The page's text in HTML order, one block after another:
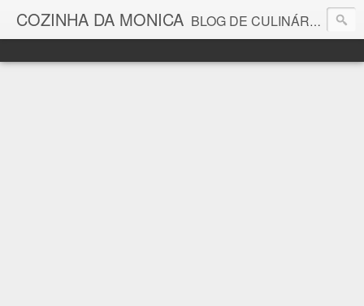
COZINHA DA MONICA BLOG DE CULINÁRIA E GASTRONOMIA COM RECEITAS, DICAS, CURIOSIDADES GASTRONÔMICAS E MUITO MAIS.